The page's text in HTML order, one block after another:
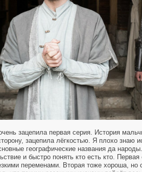
зацепила первая серия. История
зацепила лёгкостью. Я плохо знаю
географические названия да
и быстро понять кто есть кто.
переменами. Вторая тоже хороша, но